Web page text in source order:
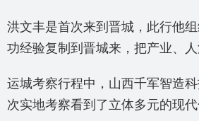
洪文丰是首次来到晋城，此行他
功经验复制到晋城来，把产业、
运城考察行程中，山西千军智造
次实地考察看到了立体多元的现